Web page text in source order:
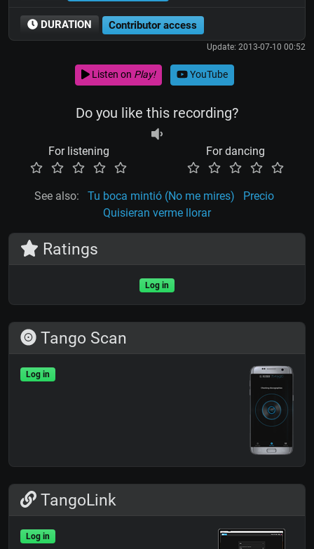
DURATION Contributor access
Update: 2013-07-10 00:52
Listen on Play! YouTube
Do you like this recording?
For listening For dancing
See also: Tu boca mintió (No me mires)
Precio
Quisieran verme llorar
Ratings
Log in
Tango Scan
Log in
TangoLink
Log in